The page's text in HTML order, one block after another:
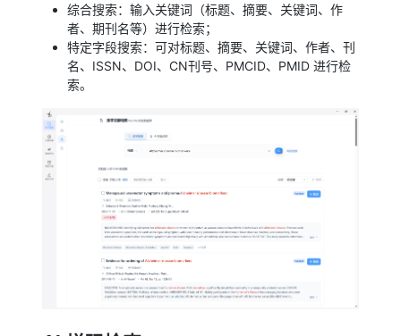
综合搜索：输入关键词（标题、摘要、关键词、作
者、期刊名等）进行检索；
特定字段搜索：可对标题、摘要、关键词、作者、刊
名、ISSN、DOI、CN刊号、PMCID、PMID 进行检
索。